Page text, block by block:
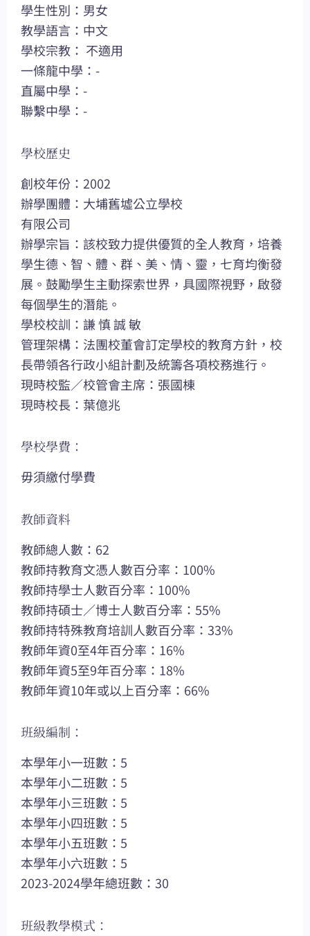
學生性別：男女
教學語言：中文
學校宗教： 不適用
一條龍中學：-
直屬中學：-
聯繫中學：-
學校歷史
創校年份：2002
辦學團體：大埔舊墟公立學校
有限公司
辦學宗旨：該校致力提供優質的全人教育，培養
學生德、智、體、群、美、情、靈，七育均衡發
展。鼓勵學生主動探索世界，具國際視野，啟發
每個學生的潛能。
學校校訓：謙 慎 誠 敏
管理架構：法團校董會訂定學校的教育方針，校
長帶領各行政小組計劃及統籌各項校務進行。
現時校監／校管會主席：張國棟
現時校長：葉億兆
學校學費：
毋須繳付學費
教師資料
教師總人數：62
教師持教育文憑人數百分率：100%
教師持學士人數百分率：100%
教師持碩士／博士人數百分率：55%
教師持特殊教育培訓人數百分率：33%
教師年資0至4年百分率：16%
教師年資5至9年百分率：18%
教師年資10年或以上百分率：66%
班級編制：
本學年小一班數：5
本學年小二班數：5
本學年小三班數：5
本學年小四班數：5
本學年小五班數：5
本學年小六班數：5
2023-2024學年總班數：30
班級教學模式：